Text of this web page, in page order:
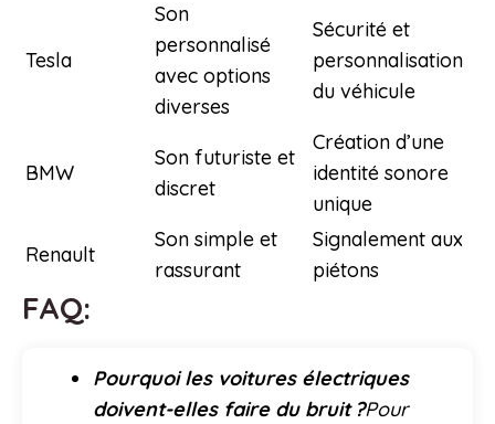
Tesla
Son
personnalisé
avec options
diverses
Sécurité et
personnalisation
du véhicule
BMW
Son futuriste et
discret
Création d’une
identité sonore
unique
Renault
Son simple et
rassurant
Signalement aux
piétons
FAQ:
Pourquoi les voitures électriques
doivent-elles faire du bruit ?Pour